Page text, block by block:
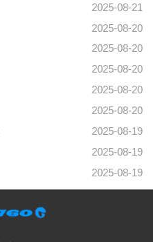
2025-08-21
2025-08-20
2025-08-20
2025-08-20
2025-08-20
2025-08-20
2025-08-19
2025-08-19
2025-08-19